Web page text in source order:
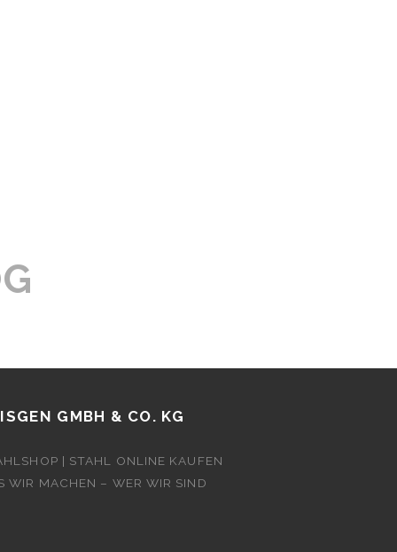
GMBH & CO. KG
| STAHL ONLINE KAUFEN
WIR MACHEN – WER WIR SIND